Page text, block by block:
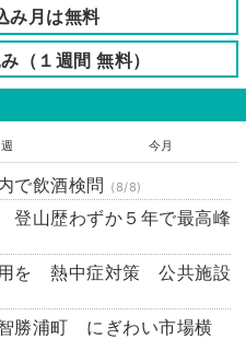
み月は無料
（１週間 無料）
今月
で飲酒検問 (8/8)
山歴わずか５年で最高峰
用を 熱中症対策 公共施設
勝浦町 にぎわい市場横